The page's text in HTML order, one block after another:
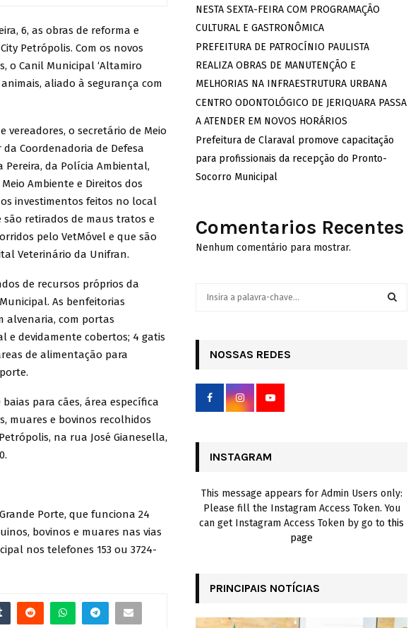
6, as obras de reforma e
Petrópolis. Com os novos
o Canil Municipal ‘Altamiro
aliado à segurança com
o secretário de Meio
da Coordenadoria de Defesa
Pereira, da Polícia Ambiental,
Ambiente e Direitos dos
investimentos feitos no local
são retirados de maus tratos e
pelo VetMóvel e que são
Veterinário da Unifran.
de recursos próprios da
As benfeitorias
alvenaria, com portas
e devidamente cobertos; 4 gatis
de alimentação para
para cães, área específica
muares e bovinos recolhidos
na rua José Gianesella,
Porte, que funciona 24
bovinos e muares nas vias
nos telefones 153 ou 3724-
NESTA SEXTA-FEIRA COM PROGRAMAÇÃO
CULTURAL E GASTRONÔMICA
PREFEITURA DE PATROCÍNIO PAULISTA
REALIZA OBRAS DE MANUTENÇÃO E
MELHORIAS NA INFRAESTRUTURA URBANA
CENTRO ODONTOLÓGICO DE JERIQUARA PASSA
A ATENDER EM NOVOS HORÁRIOS
Prefeitura de Claraval promove capacitação
para profissionais da recepção do Pronto-
Socorro Municipal
Comentarios Recentes
Nenhum comentário para mostrar.
r
NOSSAS REDES
INSTAGRAM
This message appears for Admin Users only:
Please fill the Instagram Access Token. You
can get Instagram Access Token by go to this
page
PRINCIPAIS NOTÍCIAS